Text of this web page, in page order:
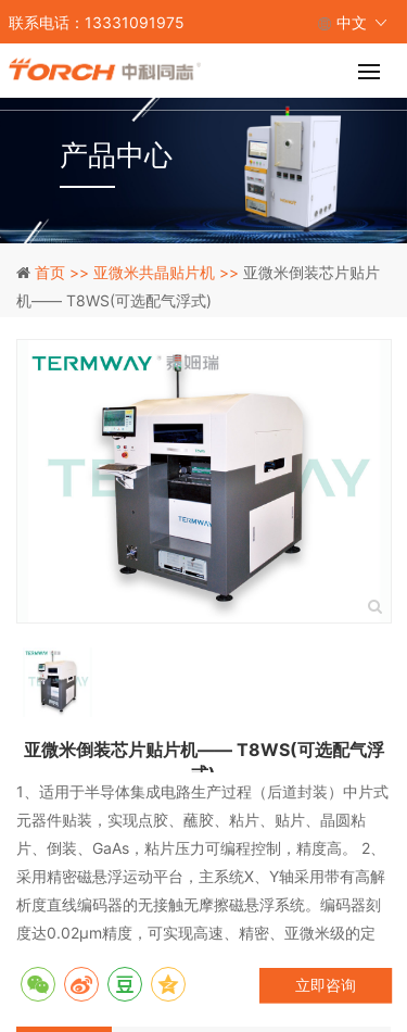
联系电话：13331091975 中文
产品中心
首页 >> 亚微米共晶贴片机 >> 亚微米倒装芯片贴片
机—— T8WS(可选配气浮式)
亚微米倒装芯片贴片机—— T8WS(可选配气浮
式)
1、适用于半导体集成电路生产过程（后道封装）中片式
元器件贴装，实现点胶、蘸胶、粘片、贴片、晶圆粘
片、倒装、GaAs，粘片压力可编程控制，精度高。 2、
采用精密磁悬浮运动平台，主系统X、Y轴采用带有高解
析度直线编码器的无接触无摩擦磁悬浮系统。编码器刻
度达0.02μm精度，可实现高速、精密、亚微米级的定
动平台，使T8WS在保证热稳定和机械稳定的同时，实
立即咨询